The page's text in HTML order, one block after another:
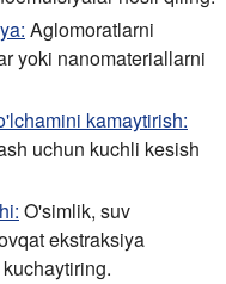
Aglomoratlarni
yoki nanomateriallarni
kamaytirish:
uchun kuchli kesish
O'simlik, suv
ekstraksiya